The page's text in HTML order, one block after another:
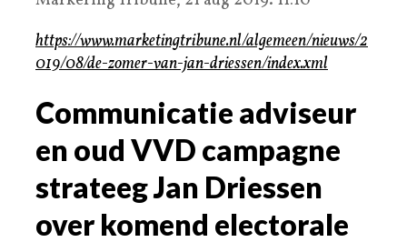
https://www.marketingtribune.nl/algemeen/nieuws/2
019/08/de-zomer-van-jan-driessen/index.xml
Communicatie adviseur
en oud VVD campagne
strateeg Jan Driessen
over komend electorale